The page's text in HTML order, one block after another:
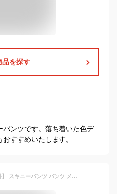
品を探す
パンツです。落ち着いた色デ
すすめいたします。
チノパン メンズ 【送料無料】 スキニーパンツ パンツ メンズ ボトムス スリム ストレッチ テーパード ジョガーパンツ スキニー ストレート カジュアル ベージュ 黒 白 白パン カジュアル 夏 大きいサイズ メンズファッション 秋冬 原宿